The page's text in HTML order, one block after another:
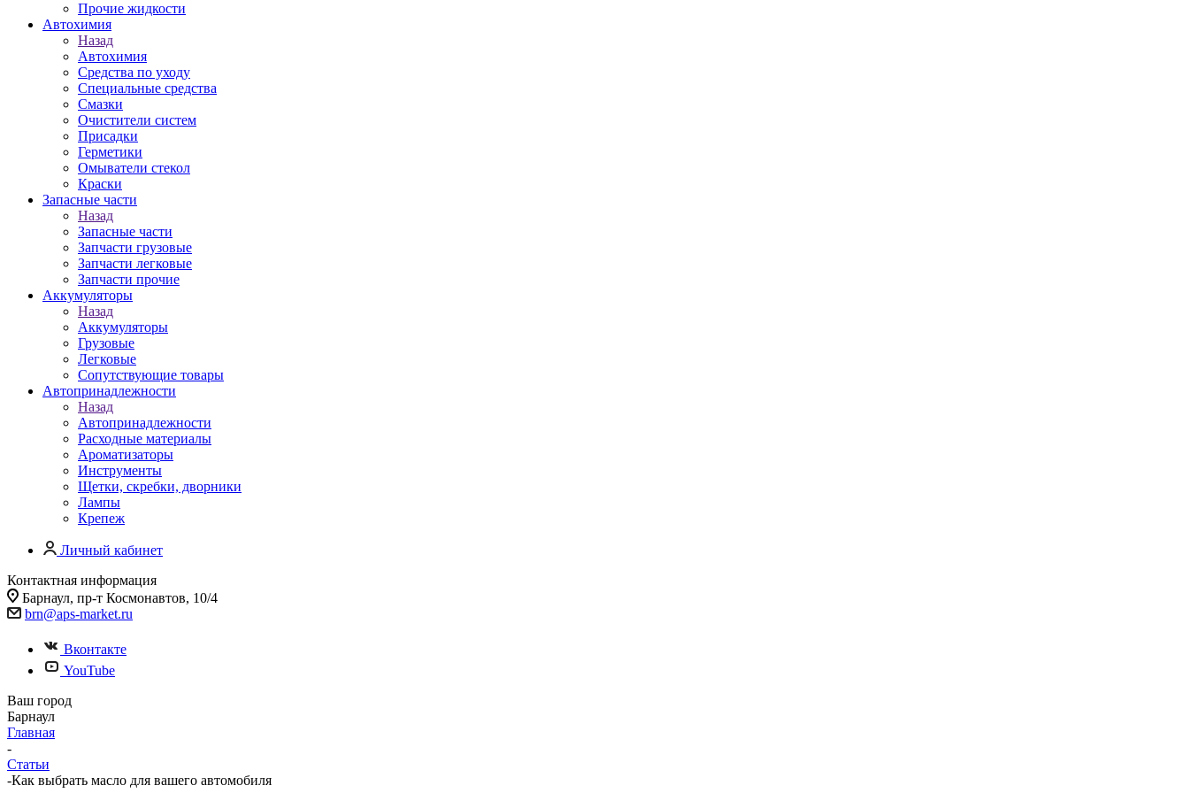
Прочие жидкости
Автохимия
Назад
Автохимия
Средства по уходу
Специальные средства
Смазки
Очистители систем
Присадки
Герметики
Омыватели стекол
Краски
Запасные части
Назад
Запасные части
Запчасти грузовые
Запчасти легковые
Запчасти прочие
Аккумуляторы
Назад
Аккумуляторы
Грузовые
Легковые
Сопутствующие товары
Автопринадлежности
Назад
Автопринадлежности
Расходные материалы
Ароматизаторы
Инструменты
Щетки, скребки, дворники
Лампы
Крепеж
Личный кабинет
Контактная информация
Барнаул, пр-т Космонавтов, 10/4
brn@aps-market.ru
Вконтакте
YouTube
Ваш город
Барнаул
Главная
-
Статьи
-Как выбрать масло для вашего автомобиля